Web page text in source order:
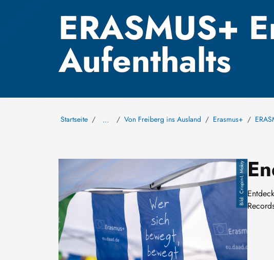
ERASMUS+
Aufenthalts
Startseite … Von Freiberg ins Ausland Erasmus+
Crispin-I. Mokry